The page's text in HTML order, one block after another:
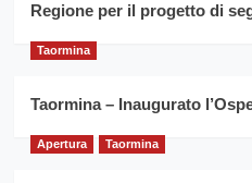
Regione per il progetto di
Taormina
Taormina – Inaugurato
Apertura Taormina